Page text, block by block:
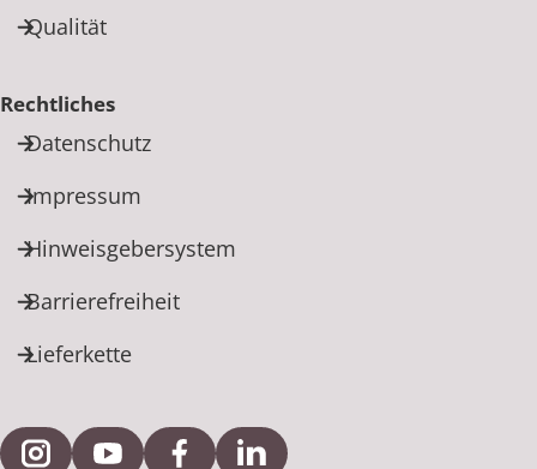
Qualität
Rechtliches
Datenschutz
Impressum
Hinweisgebersystem
Barrierefreiheit
Lieferkette